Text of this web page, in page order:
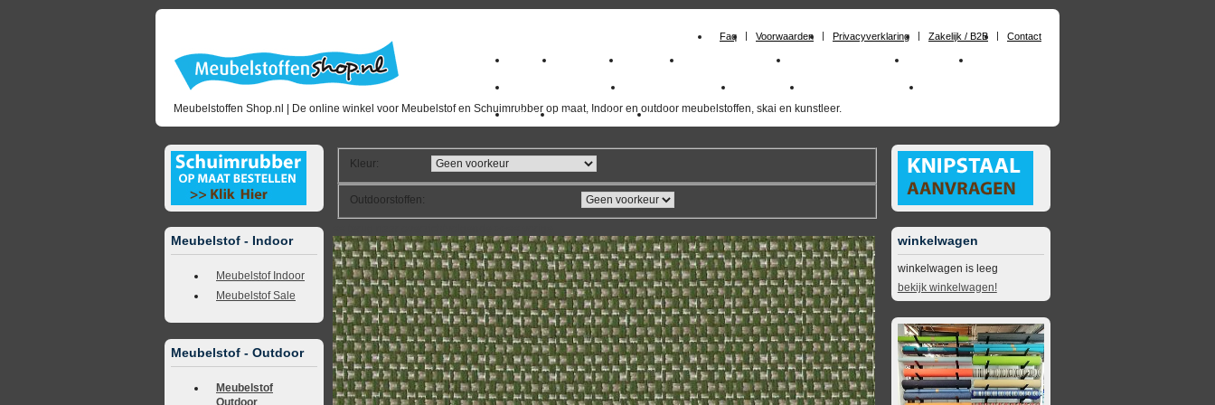
Faq Voorwaarden Privacyverklaring Zakelijk / B2B Contact
Meubelstoffen Shop.nl | De online winkel voor Meubelstof en Schuimrubber op maat, Indoor en outdoor meubelstoffen, skai en kunstleer.
Home Meubelstof Kunstleer Schuimrubberplaten Schuimrubber op maat Materialen
milano_outdoorstoffen skai kunstleer kopen outdoorstof skai_kunstleer outdoor
Outlet Meubelstof indoor duurzaam
Meubelstof - Indoor
Meubelstof Indoor
Meubelstof Sale
Meubelstof - Outdoor
Meubelstof
Outdoor
Kleur:
Outdoorstoffen:
winkelwagen
winkelwagen is leeg
bekijk winkelwagen!